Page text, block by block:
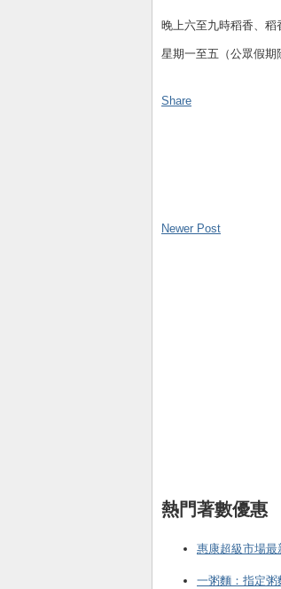
晚上六至九時稻香、
星期一至五（公眾假期
Share
Newer Post
熱門著數優惠
惠康超級市場最
一粥麵：指定粥